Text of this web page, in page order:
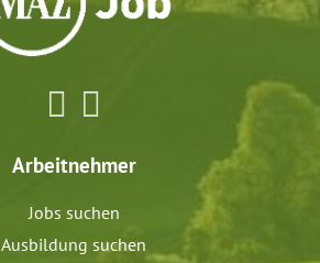
Arbeitnehmer
Jobs suchen
Ausbildung suchen